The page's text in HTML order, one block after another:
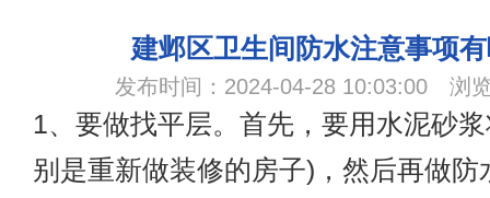
建邺区卫生间防水注意事项
发布时间：2024-04-28 10:03:00 浏
1、要做找平层。首先，要用水泥砂
别是重新做装修的房子)，然后再做防